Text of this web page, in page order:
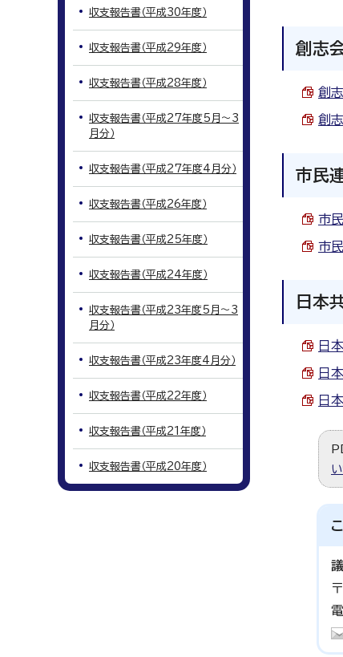
創志
創
創
市民
市
市
日本
日
日
日
電
収支報告書（平成30年度）
収支報告書（平成29年度）
収支報告書（平成28年度）
収支報告書（平成27年度5月～3
月分）
収支報告書（平成27年度4月分）
収支報告書（平成26年度）
収支報告書（平成25年度）
収支報告書（平成24年度）
収支報告書（平成23年度5月～3
月分）
収支報告書（平成23年度4月分）
収支報告書（平成22年度）
収支報告書（平成21年度）
収支報告書（平成20年度）